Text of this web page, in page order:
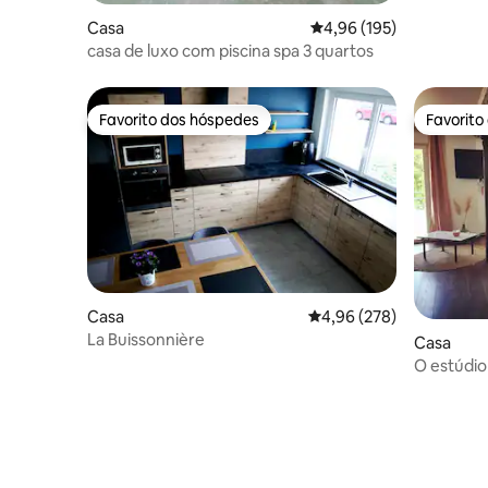
Casa Classificação média de
4,96 (195)
casa de luxo com piscina spa 3 quartos
Favorito dos hóspedes
Favorito dos hóspedes
Casa Classificação média de
4,96 (278)
La Buissonnière
Favorito
Favorito
Casa
O